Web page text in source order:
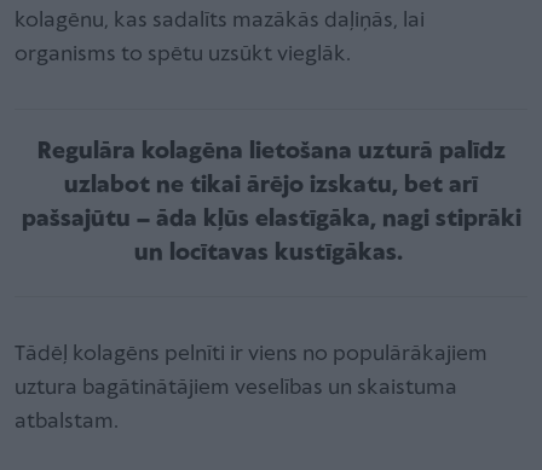
kolagēnu, kas sadalīts mazākās daļiņās, lai
organisms to spētu uzsūkt vieglāk.
Regulāra kolagēna lietošana uzturā palīdz
uzlabot ne tikai ārējo izskatu, bet arī
pašsajūtu – āda kļūs elastīgāka, nagi stiprāki
un locītavas kustīgākas.
Tādēļ kolagēns pelnīti ir viens no populārākajiem
uztura bagātinātājiem veselības un skaistuma
atbalstam.